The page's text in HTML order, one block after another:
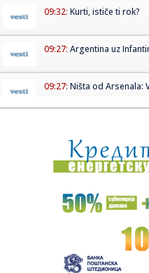
09:32: Kurti, ističe ti rok?
09:27: Argentina uz
09:27: Ništa od Arsenala:
09:25:"Interesantno –
09:25:Špansko čudo
BIRODI: Vučićeva